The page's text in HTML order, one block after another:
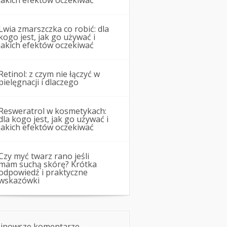
zmarszczka co robić: dla
jest, jak go używać i
efektów oczekiwać
z czym nie łączyć w
i dlaczego
w kosmetykach:
kogo jest, jak go używać i
efektów oczekiwać
myć twarz rano jeśli
suchą skórę? Krótka
i praktyczne